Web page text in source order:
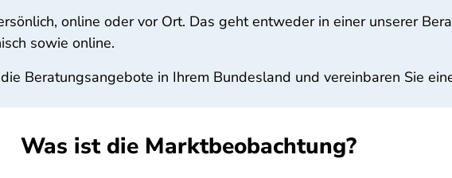
online oder vor Ort. Das geht entweder in einer unserer
sowie online.
Beratungsangebote in Ihrem Bundesland und vereinbaren Sie
Was ist die Marktbeobachtung?